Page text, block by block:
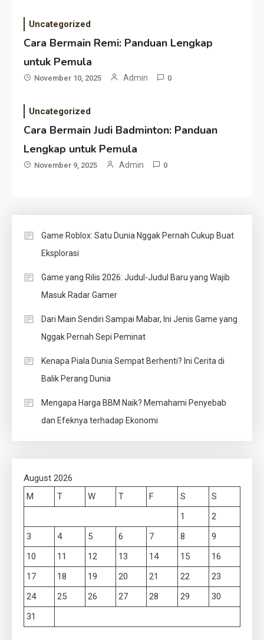
Uncategorized
Cara Bermain Remi: Panduan Lengkap
untuk Pemula
November 10, 2025 Admin 0
Uncategorized
Cara Bermain Judi Badminton: Panduan
Lengkap untuk Pemula
November 9, 2025 Admin 0
Game Roblox: Satu Dunia Nggak Pernah Cukup Buat
Eksplorasi
Game yang Rilis 2026: Judul-Judul Baru yang Wajib
Masuk Radar Gamer
Dari Main Sendiri Sampai Mabar, Ini Jenis Game yang
Nggak Pernah Sepi Peminat
Kenapa Piala Dunia Sempat Berhenti? Ini Cerita di
Balik Perang Dunia
Mengapa Harga BBM Naik? Memahami Penyebab
dan Efeknya terhadap Ekonomi
August 2026
M
T W T F S
S
1
2
3
4 5 6 7 8
9
10
11 12 13 14 15
16
17
18 19 20 21 22
23
24
25 26 27 28 29
30
31